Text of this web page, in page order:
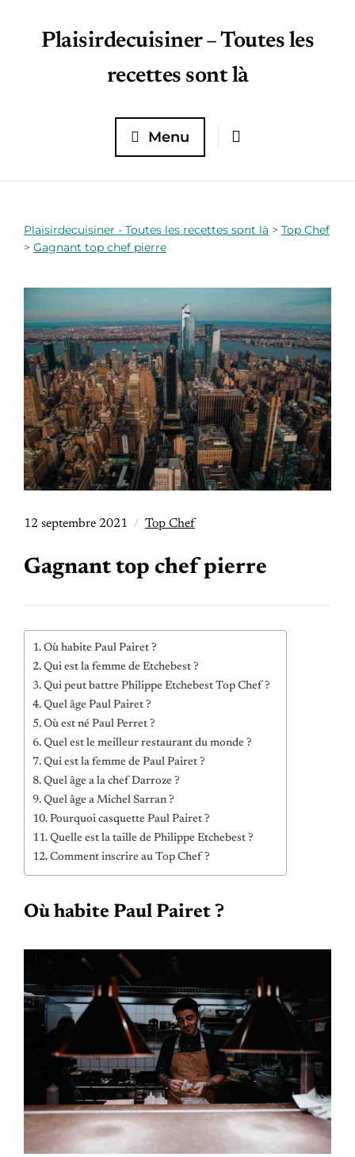
Plaisirdecuisiner – Toutes les
recettes sont là
Menu
Plaisirdecuisiner - Toutes les recettes sont là > Top Chef
> Gagnant top chef pierre
12 septembre 2021 Top Chef
Gagnant top chef pierre
Où habite Paul Pairet ?
Qui est la femme de Etchebest ?
Qui peut battre Philippe Etchebest Top Chef ?
Quel âge Paul Pairet ?
Où est né Paul Perret ?
Quel est le meilleur restaurant du monde ?
Qui est la femme de Paul Pairet ?
Quel âge a la chef Darroze ?
Quel âge a Michel Sarran ?
Pourquoi casquette Paul Pairet ?
Quelle est la taille de Philippe Etchebest ?
Comment inscrire au Top Chef ?
Où habite Paul Pairet ?